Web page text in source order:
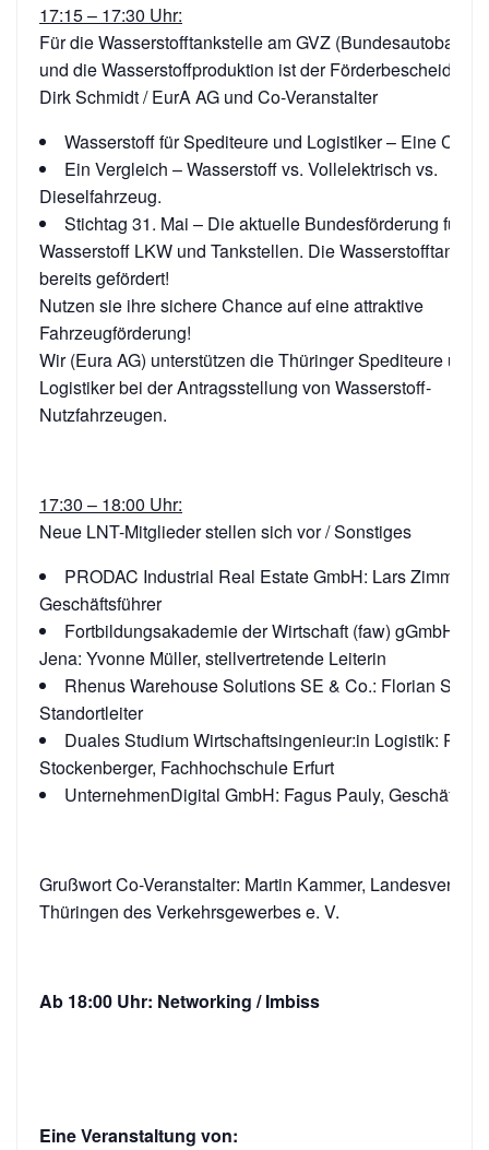
17:15 – 17:30 Uhr:
Für die Wasserstofftankstelle am GVZ
und die Wasserstoffproduktion ist der Förderbescheid
Dirk Schmidt / EurA AG und Co-Veranstalter
Wasserstoff für Spediteure und Logistiker – Eine
Ein Vergleich – Wasserstoff vs. Vollelektrisch vs.
Dieselfahrzeug.
Stichtag 31. Mai – Die aktuelle Bundesförderung für
Wasserstoff LKW und Tankstellen. Die
bereits gefördert!
Nutzen sie ihre sichere Chance auf eine attraktive
Fahrzeugförderung!
Wir (Eura AG) unterstützen die Thüringer Spediteure und
Logistiker bei der Antragsstellung von Wasserstoff-
Nutzfahrzeugen.
17:30 – 18:00 Uhr:
Neue LNT-Mitglieder stellen sich vor / Sonstiges
PRODAC Industrial Real Estate GmbH: Lars
Geschäftsführer
Fortbildungsakademie der Wirtschaft (faw) gGmbH,
Jena: Yvonne Müller, stellvertretende Leiterin
Rhenus Warehouse Solutions SE & Co.: Florian
Standortleiter
Duales Studium Wirtschaftsingenieur:in Logistik: Prof.
Stockenberger, Fachhochschule Erfurt
UnternehmenDigital GmbH: Fagus Pauly,
Grußwort Co-Veranstalter: Martin Kammer,
Thüringen des Verkehrsgewerbes e. V.
Ab 18:00 Uhr: Networking / Imbiss
Eine Veranstaltung von: